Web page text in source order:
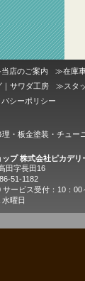
当店のご案内 ≫在庫
｜サワダ工房 ≫スタ
バシーポリシー
・板金塗装・チュ
プ 株式会社ピカデリ
田字長田16
51-1182
ービス受付：10：00
曜日